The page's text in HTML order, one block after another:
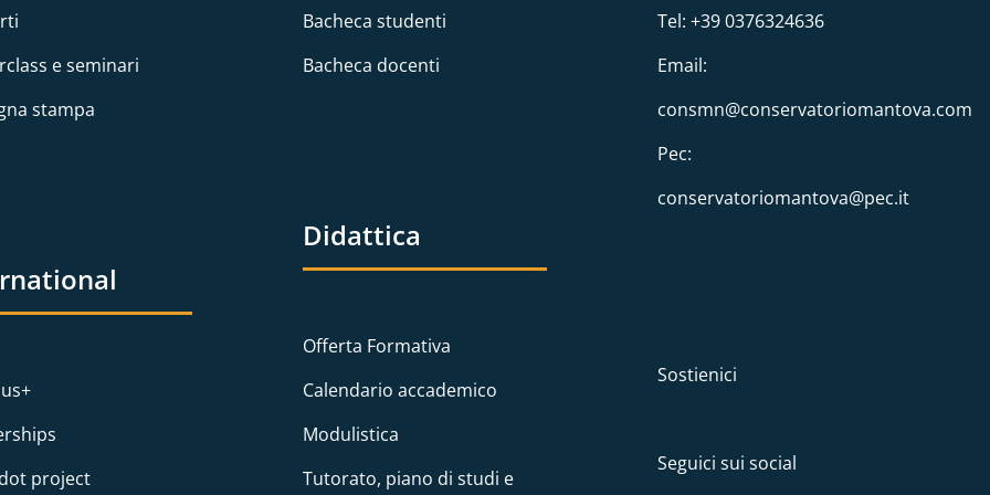
e seminari
stampa
project
Bacheca studenti
Bacheca docenti
Didattica
Offerta Formativa
Calendario accademico
Modulistica
Tutorato, piano di studi e
Tel: +39 0376324636
Email:
consmn@conservatoriomantova.com
Pec:
conservatoriomantova@pec.it
Sostienici
Seguici sui social